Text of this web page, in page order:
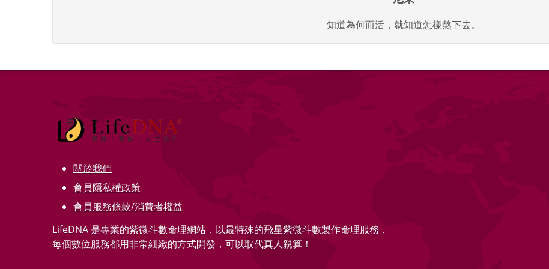
知道為何而活，就知道怎樣熬下去。
關於我們
會員隱私權政策
會員服務條款/消費者權益
LifeDNA 是專業的紫微斗數命理網站，以最特殊的飛星紫微斗數製作命理服務，
每個數位服務都用非常細緻的方式開發，可以取代真人親算！